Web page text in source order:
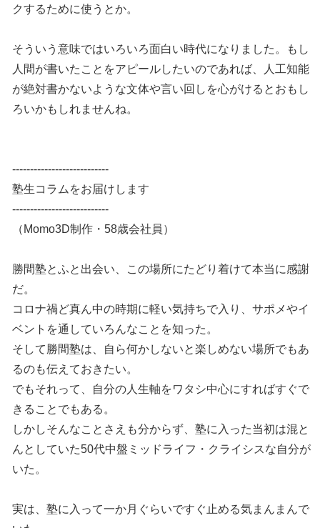
クするために使うとか。
そういう意味ではいろいろ面白い時代になりました。もし
人間が書いたことをアピールしたいのであれば、人工知能
が絶対書かないような文体や言い回しを心がけるとおもし
ろいかもしれませんね。
---------------------------
塾生コラムをお届けします
---------------------------
（Momo3D制作・58歳会社員）
勝間塾とふと出会い、この場所にたどり着けて本当に感謝
だ。
コロナ禍ど真ん中の時期に軽い気持ちで入り、サポメやイ
ベントを通していろんなことを知った。
そして勝間塾は、自ら何かしないと楽しめない場所でもあ
るのも伝えておきたい。
でもそれって、自分の人生軸をワタシ中心にすればすぐで
きることでもある。
しかしそんなことさえも分からず、塾に入った当初は混と
んとしていた50代中盤ミッドライフ・クライシスな自分が
いた。
実は、塾に入って一か月ぐらいですぐ止める気まんまんで